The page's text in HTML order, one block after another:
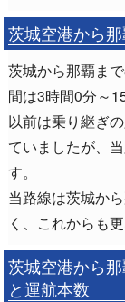
茨城空港から
茨城から那覇ま
間は3時間0分～
以前は乗り継ぎ
ていましたが、
す。
当路線は茨城か
く、これからも
茨城空港から
と運航本数